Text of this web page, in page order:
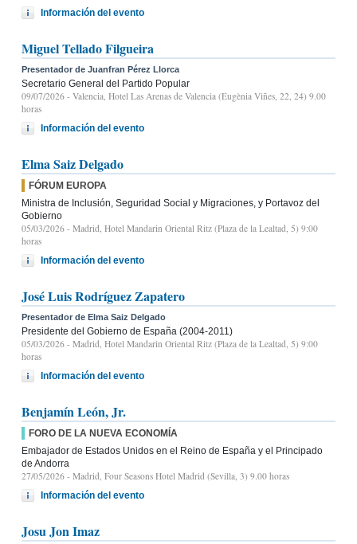
Información del evento
Miguel Tellado Filgueira
Presentador de Juanfran Pérez Llorca
Secretario General del Partido Popular
09/07/2026 - Valencia, Hotel Las Arenas de Valencia (Eugènia Viñes, 22, 24) 9.00
horas
Información del evento
Elma Saiz Delgado
FÓRUM EUROPA
Ministra de Inclusión, Seguridad Social y Migraciones, y Portavoz del
Gobierno
05/03/2026 - Madrid, Hotel Mandarin Oriental Ritz (Plaza de la Lealtad, 5) 9:00
horas
Información del evento
José Luis Rodríguez Zapatero
Presentador de Elma Saiz Delgado
Presidente del Gobierno de España (2004-2011)
05/03/2026 - Madrid, Hotel Mandarin Oriental Ritz (Plaza de la Lealtad, 5) 9:00
horas
Información del evento
Benjamín León, Jr.
FORO DE LA NUEVA ECONOMÍA
Embajador de Estados Unidos en el Reino de España y el Principado
de Andorra
27/05/2026 - Madrid, Four Seasons Hotel Madrid (Sevilla, 3) 9.00 horas
Información del evento
Josu Jon Imaz